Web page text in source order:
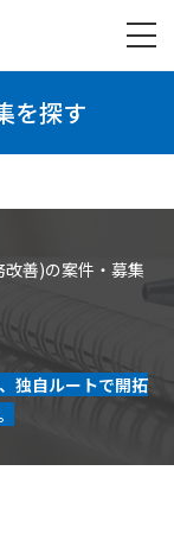
を探す
善)の案件・募集
独自ルートで開拓